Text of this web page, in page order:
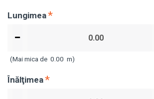
Lungimea
(Mai mica de 0.00 m)
Înălţimea